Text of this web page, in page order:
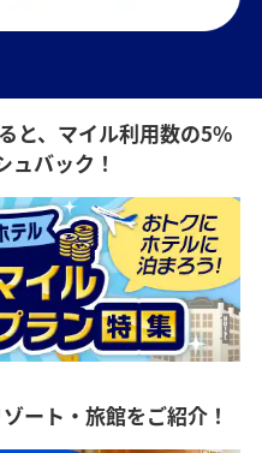
と、マイル利用数の5%
ュバック！
ート・旅館をご紹介！